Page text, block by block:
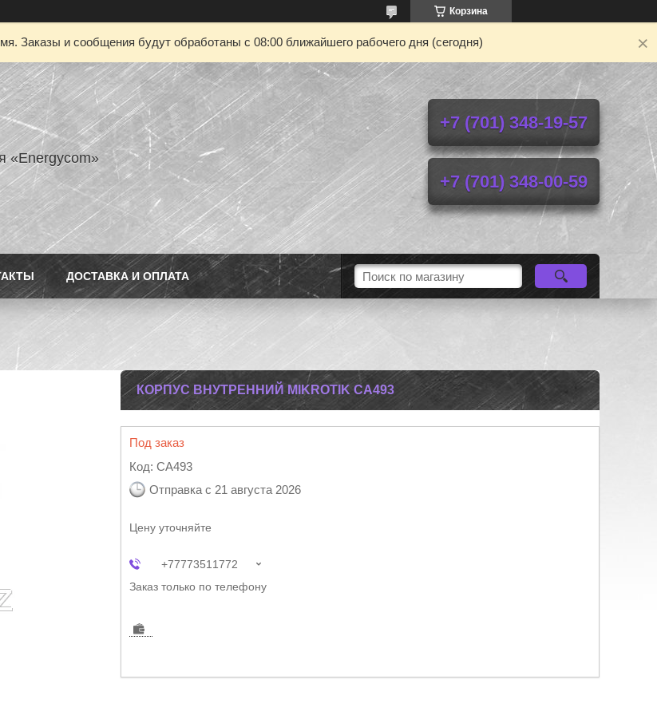
Корзина
Заказы и сообщения будут обработаны с 08:00 ближайшего рабочего дня (сегодня)
«Energycom»
+7 (701) 348-19-57
+7 (701) 348-00-59
ДОСТАВКА И ОПЛАТА
КОРПУС ВНУТРЕННИЙ MIKROTIK CA493
Под заказ
Код: CA493
Отправка с 21 августа 2026
Цену уточняйте
+77773511772
Заказ только по телефону